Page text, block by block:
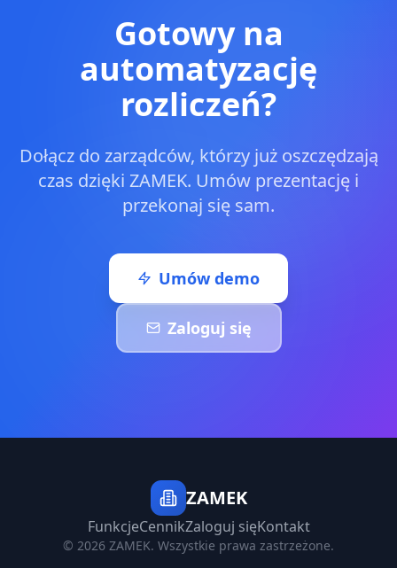
Gotowy na
automatyzację
rozliczeń?
Dołącz do zarządców, którzy już oszczędzają
czas dzięki ZAMEK. Umów prezentację i
przekonaj się sam.
Umów demo
Zaloguj się
ZAMEK
FunkcjeCennikZaloguj sięKontakt
© 2026 ZAMEK. Wszystkie prawa zastrzeżone.